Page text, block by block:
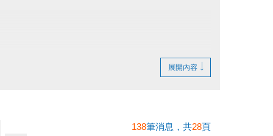
展開內容
138筆消息，共28頁